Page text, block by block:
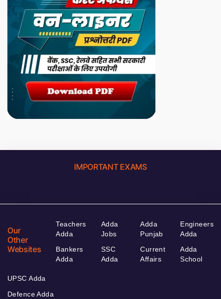
IMPORTANT EXAMS
Our
Other
Websites
Teachers
Adda
Bankers
Adda
Adda
Jobs
SSC
Adda
Adda
Punjab
Current
Affairs
Engineers
Adda
Adda
School
UPSC Adda
Defence Adda